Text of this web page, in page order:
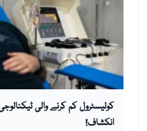
کولیسٹرول کم کرنے والی
انکشاف!